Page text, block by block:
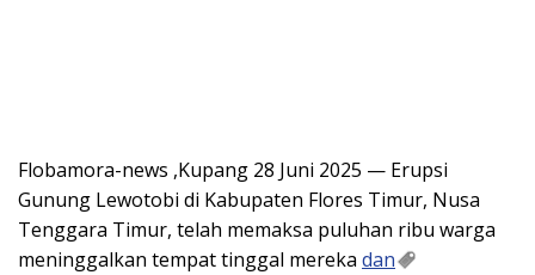
Flobamora-news ,Kupang 28 Juni 2025 — Erupsi
Gunung Lewotobi di Kabupaten Flores Timur, Nusa
Tenggara Timur, telah memaksa puluhan ribu warga
meninggalkan tempat tinggal mereka dan